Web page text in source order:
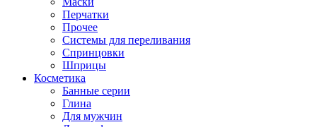
Перчатки
Прочее
Системы для переливания
Спринцовки
Шприцы
Косметика
Банные серии
Глина
Для мужчин